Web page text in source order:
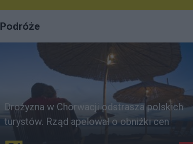
Podróże
Drożyzna w Chorwacji odstrasza polskich
turystów. Rząd apelował o obniżki cen